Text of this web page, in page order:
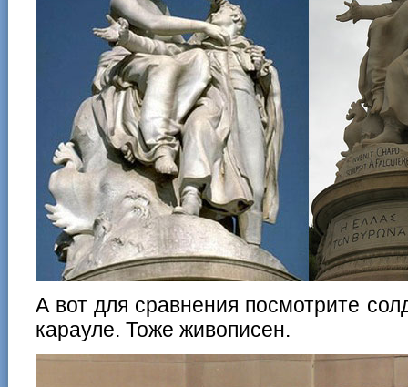
А вот для сравнения посмотрите
карауле. Тоже живописен.